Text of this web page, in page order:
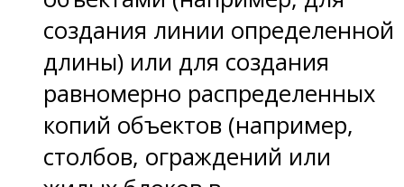
создания линии определенной
длины) или для создания
равномерно распределенных
копий объектов (например,
столбов, ограждений или